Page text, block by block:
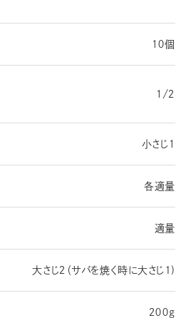
１０個
１/２
小さじ１
各適量
適量
大さじ２（サバを焼く時に大さじ1)
２００g